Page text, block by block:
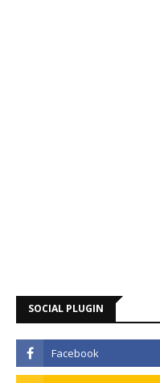
SOCIAL PLUGIN